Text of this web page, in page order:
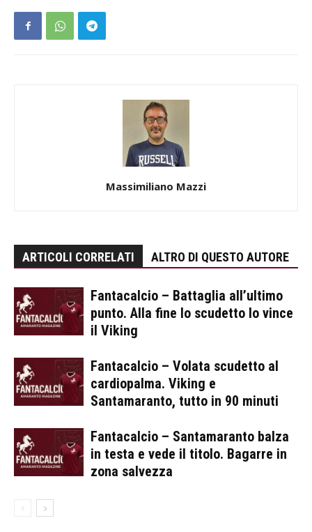
Massimiliano Mazzi
ARTICOLI CORRELATI ALTRO DI QUESTO AUTORE
Fantacalcio – Battaglia all’ultimo
punto. Alla fine lo scudetto lo vince
il Viking
Fantacalcio – Volata scudetto al
cardiopalma. Viking e
Santamaranto, tutto in 90 minuti
Fantacalcio – Santamaranto balza
in testa e vede il titolo. Bagarre in
zona salvezza